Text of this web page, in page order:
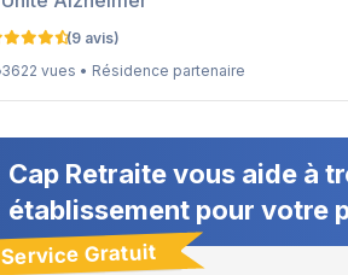
(9 avis)
3622 vues • Résidence partenaire
Cap Retraite vous aide à
établissement pour votre
Service Gratuit